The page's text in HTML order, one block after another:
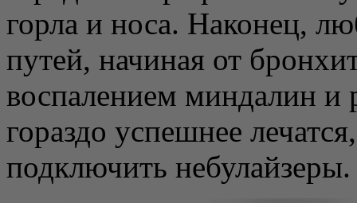
горла и носа. Наконец,
путей, начиная от
воспалением миндалин и
гораздо успешнее
подключить небулайзеры.